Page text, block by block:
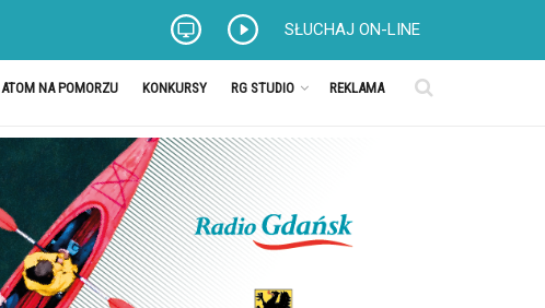
SŁUCHAJ ON-LINE
ATOM NA POMORZU KONKURSY RG STUDIO REKLAMA